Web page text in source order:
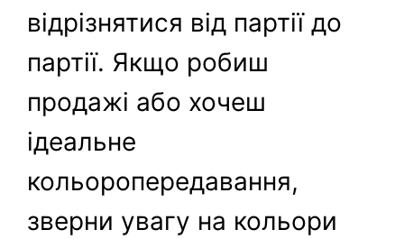
відрізнятися від партії до
партії. Якщо робиш
продажі або хочеш
ідеальне
кольоропередавання,
зверни увагу на кольори